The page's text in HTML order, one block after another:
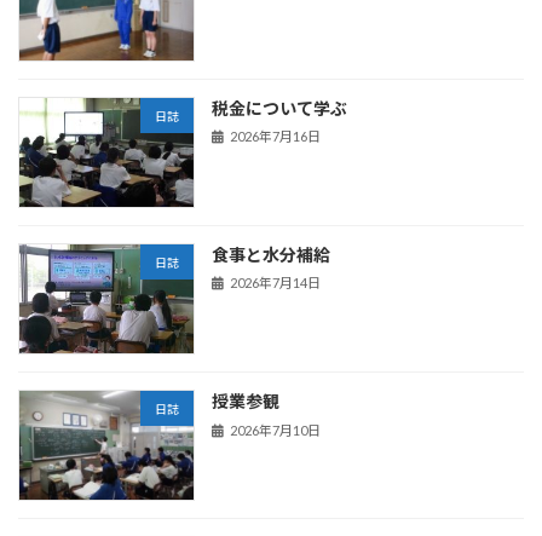
日誌 税金について学ぶ
2026年7月16日
日誌 食事と水分補給
2026年7月14日
日誌 授業参観
2026年7月10日